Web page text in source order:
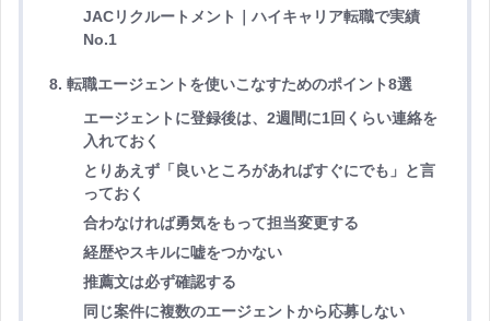
JACリクルートメント｜ハイキャリア転職で実績
No.1
8. 転職エージェントを使いこなすためのポイント8選
エージェントに登録後は、2週間に1回くらい連絡を
入れておく
とりあえず「良いところがあればすぐにでも」と言
っておく
合わなければ勇気をもって担当変更する
経歴やスキルに嘘をつかない
推薦文は必ず確認する
同じ案件に複数のエージェントから応募しない